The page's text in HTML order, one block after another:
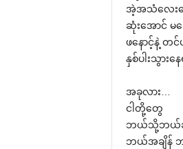
အဲ့အသံ‌လေး‌
ဆုံး‌အောင်
ဖ‌နောင့်နဲ့ တင်ပ
နှစ်ပါးသွား‌
အခုလား…
ငါတို့‌တွေ
ဘယ်သို့ဘယ်
ဘယ်အချိန်